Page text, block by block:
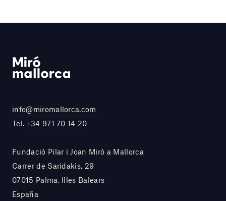
info@miromallorca.com
Tel. +34 971 70 14 20
Fundació Pilar i Joan Miró a Mallorca
Carrer de Saridakis, 29
07015 Palma, Illes Balears
España